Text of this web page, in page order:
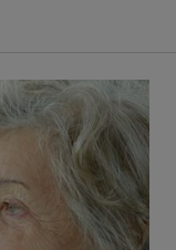
länger, aber